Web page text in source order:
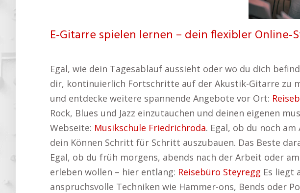
E-Gitarre spielen lernen – dein flexibler Online-
Egal, wie dein Tagesablauf aussieht oder wo du dich
dir, kontinuierlich Fortschritte auf der Akustik-Gitarre zu
und entdecke weitere spannende Angebote vor Ort:
Rock, Blues und Jazz einzutauchen und deinen eigenen
Webseite: Musikschule Friedrichroda. Egal, ob du noch
dein Können Schritt für Schritt auszubauen. Das Beste
Egal, ob du früh morgens, abends nach der Arbeit oder
erleben wollen – hier entlang: Reisebüro Steyregg Es liegt
anspruchsvolle Techniken wie Hammer-ons, Bends oder